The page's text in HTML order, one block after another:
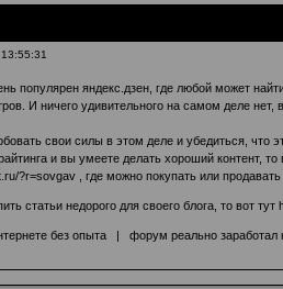
популярен яндекс.дзен, где любой может
И ничего удивительного на самом деле
свои силы в этом деле и убедиться, что
и вы умеете делать хороший контент,
?r=sovgav, где можно покупать или продавать
статьи недорого для своего блога, то вот тут
без опыта| форум реально заработал